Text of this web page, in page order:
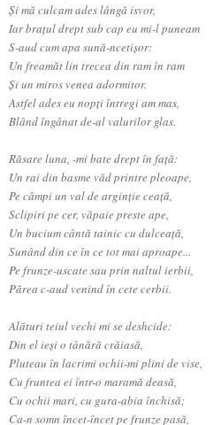
Şi mă culcam ades lângă isvor,
Iar braţul drept sub cap eu mi-l puneam
S-aud cum apa sună-ncetişor:
Un freamăt lin trecea din ram în ram
Şi un miros venea adormitor.
Astfel ades eu nopţi întregi am mas,
Blând îngânat de-al valurilor glas.
Răsare luna, -mi bate drept în faţă:
Un rai din basme văd printre pleoape,
Pe câmpi un val de arginţie ceaţă,
Sclipiri pe cer, văpaie preste ape,
Un bucium cântă tainic cu dulceaţă,
Sunând din ce în ce tot mai aproape...
Pe frunze-uscate sau prin naltul ierbii,
Părea c-aud venind în cete cerbii.
Alături teiul vechi mi se deshcide:
Din el ieşi o tânără crăiasă,
Pluteau în lacrimi ochii-mi plini de vise,
Cu fruntea ei într-o maramă deasă,
Cu ochii mari, cu gura-abia închisă;
Ca-n somn încet-încet pe frunze pasă,